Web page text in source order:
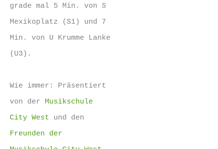
grade mal 5 Min. von S
Mexikoplatz (S1) und 7
Min. von U Krumme Lanke
(U3).
Wie immer: Präsentiert
von der Musikschule
City West und den
Freunden der